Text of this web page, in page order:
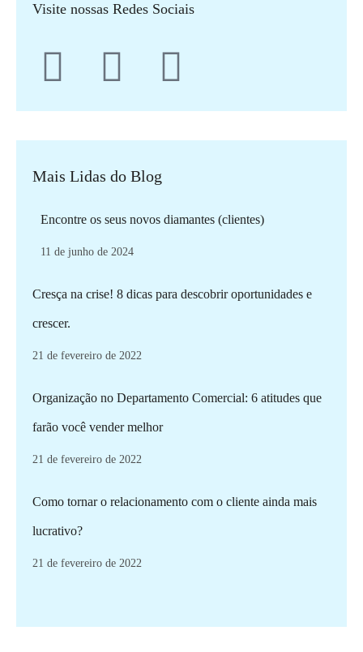
Visite nossas Redes Sociais
Mais Lidas do Blog
Encontre os seus novos diamantes (clientes)
11 de junho de 2024
Cresça na crise! 8 dicas para descobrir oportunidades e
crescer.
21 de fevereiro de 2022
Organização no Departamento Comercial: 6 atitudes que
farão você vender melhor
21 de fevereiro de 2022
Como tornar o relacionamento com o cliente ainda mais
lucrativo?
21 de fevereiro de 2022